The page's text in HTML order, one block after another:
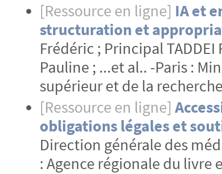
[Ressource en ligne] IA et
structuration et
Frédéric ; Principal
Pauline ; ...et al.. -Paris :
supérieur et de la
[Ressource en ligne]
obligations légales et
Direction générale des
: Agence régionale du livre